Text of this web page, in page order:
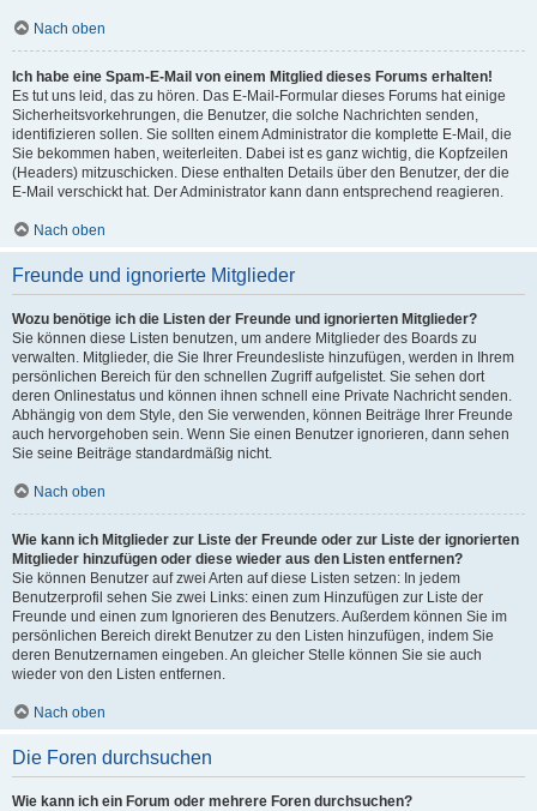
Nach oben
Ich habe eine Spam-E-Mail von einem Mitglied dieses Forums erhalten!
Es tut uns leid, das zu hören. Das E-Mail-Formular dieses Forums hat einige
Sicherheitsvorkehrungen, die Benutzer, die solche Nachrichten senden,
identifizieren sollen. Sie sollten einem Administrator die komplette E-Mail, die
Sie bekommen haben, weiterleiten. Dabei ist es ganz wichtig, die Kopfzeilen
(Headers) mitzuschicken. Diese enthalten Details über den Benutzer, der die
E-Mail verschickt hat. Der Administrator kann dann entsprechend reagieren.
Nach oben
Freunde und ignorierte Mitglieder
Wozu benötige ich die Listen der Freunde und ignorierten Mitglieder?
Sie können diese Listen benutzen, um andere Mitglieder des Boards zu
verwalten. Mitglieder, die Sie Ihrer Freundesliste hinzufügen, werden in Ihrem
persönlichen Bereich für den schnellen Zugriff aufgelistet. Sie sehen dort
deren Onlinestatus und können ihnen schnell eine Private Nachricht senden.
Abhängig von dem Style, den Sie verwenden, können Beiträge Ihrer Freunde
auch hervorgehoben sein. Wenn Sie einen Benutzer ignorieren, dann sehen
Sie seine Beiträge standardmäßig nicht.
Nach oben
Wie kann ich Mitglieder zur Liste der Freunde oder zur Liste der ignorierten
Mitglieder hinzufügen oder diese wieder aus den Listen entfernen?
Sie können Benutzer auf zwei Arten auf diese Listen setzen: In jedem
Benutzerprofil sehen Sie zwei Links: einen zum Hinzufügen zur Liste der
Freunde und einen zum Ignorieren des Benutzers. Außerdem können Sie im
persönlichen Bereich direkt Benutzer zu den Listen hinzufügen, indem Sie
deren Benutzernamen eingeben. An gleicher Stelle können Sie sie auch
wieder von den Listen entfernen.
Nach oben
Die Foren durchsuchen
Wie kann ich ein Forum oder mehrere Foren durchsuchen?